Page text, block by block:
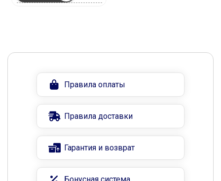
Правила оплаты
Правила доставки
Гарантия и возврат